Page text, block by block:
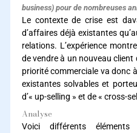
business) pour de nombreuses
Le contexte de crise est
d’affaires déjà existantes
relations. L’expérience
de vendre à un nouveau client
priorité commerciale va donc
existantes solvables et
d’« up-selling » et de « cross-
Analyse
Voici différents